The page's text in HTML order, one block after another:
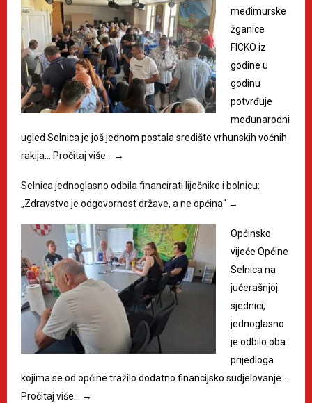
međimurske
žganice
FICKO iz
godine u
godinu
potvrđuje
međunarodni
ugled Selnica je još jednom postala središte vrhunskih voćnih
rakija…
Pročitaj više… →
Selnica jednoglasno odbila financirati liječnike i bolnicu:
„Zdravstvo je odgovornost države, a ne općina“ →
Općinsko
vijeće Općine
Selnica na
jučerašnjoj
sjednici,
jednoglasno
je odbilo oba
prijedloga
kojima se od općine tražilo dodatno financijsko sudjelovanje…
Pročitaj više…
→